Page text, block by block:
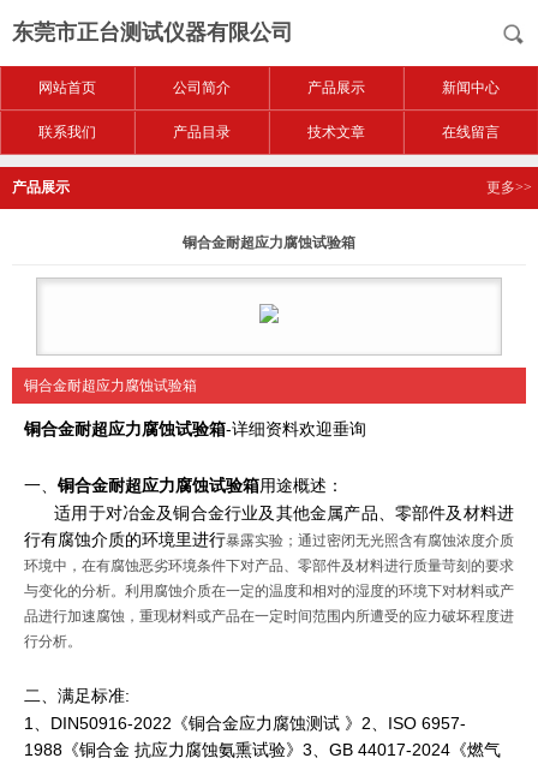
东莞市正台测试仪器有限公司
网站首页 公司简介 产品展示 新闻中心
联系我们 产品目录 技术文章 在线留言
产品展示 更多>>
铜合金耐超应力腐蚀试验箱
铜合金耐超应力腐蚀试验箱
铜合金耐超应力腐蚀试验箱-详细资料欢迎垂询
一、 铜合金耐超应力腐蚀试验箱用途概述：
适用于对冶金及铜合金行业及其他金属产品、零部件及材料进
行有腐蚀介质的环境里进行暴露实验；通过密闭无光照含有腐蚀浓度介质
环境中，在有腐蚀恶劣环境条件下对产品、零部件及材料进行质量苛刻的要求
与变化的分析。利用腐蚀介质在一定的温度和相对的湿度的环境下对材料或产
品进行加速腐蚀，重现材料或产品在一定时间范围内所遭受的应力破坏程度进
行分析。
二、满足标准:
1、DIN50916-2022《铜合金应力腐蚀测试 》2、ISO 6957-
1988《铜合金 抗应力腐蚀氨熏试验》3、GB 44017-2024《燃气